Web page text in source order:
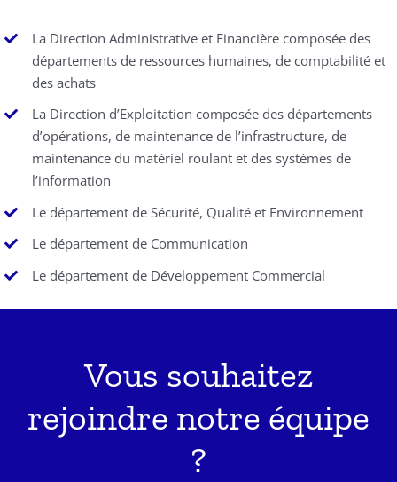
La Direction Administrative et Financière composée des
départements de ressources humaines, de comptabilité et
des achats
La Direction d’Exploitation composée des départements
d’opérations, de maintenance de l’infrastructure, de
maintenance du matériel roulant et des systèmes de
l’information
Le département de Sécurité, Qualité et Environnement
Le département de Communication
Le département de Développement Commercial
Vous souhaitez
rejoindre notre équipe
?